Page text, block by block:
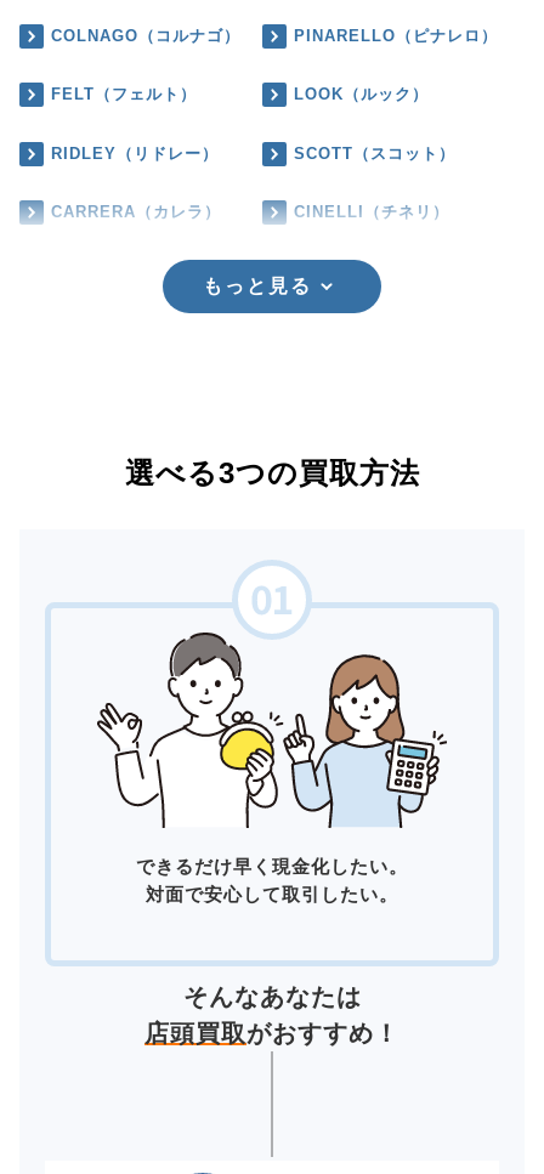
COLNAGO（コルナゴ） PINARELLO（ピナレロ）
FELT（フェルト） LOOK（ルック）
RIDLEY（リドレー） SCOTT（スコット）
CARRERA（カレラ） CINELLI（チネリ）
もっと見る
選べる3つの買取方法
できるだけ早く現金化したい。
対面で安心して取引したい。
そんなあなたは
店頭買取がおすすめ！